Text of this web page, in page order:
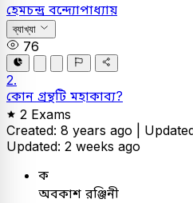
হেমচন্দ্র বন্দ্যোপাধ্যায়
ব্যাখ্যা
76
2.
কোন গ্রন্থটি মহাকাব্য?
2 Exams
Created: 8 years ago |
Updated: 2 weeks ago
ক
অবকাশ রঞ্জিনী